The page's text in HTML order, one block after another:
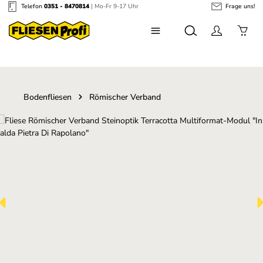
Zum Hauptinhalt springen
Telefon 0351 - 8470814| Mo-Fr 9-17 Uhr Frage uns!
Bodenfliesen Römischer Verband
Bildergalerie überspringen